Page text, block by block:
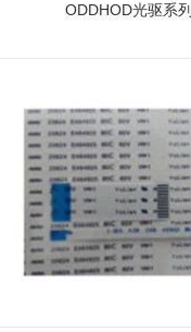
ODDHOD光驱系列